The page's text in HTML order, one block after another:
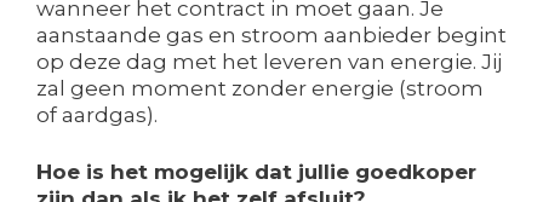
wanneer het contract in moet gaan. Je
aanstaande gas en stroom aanbieder begint
op deze dag met het leveren van energie. Jij
zal geen moment zonder energie (stroom
of aardgas).
Hoe is het mogelijk dat jullie goedkoper